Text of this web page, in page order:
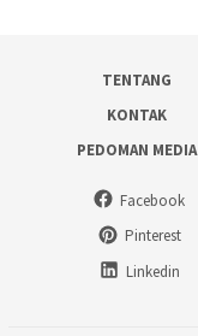
TENTANG
KONTAK
PEDOMAN MEDIA
Facebook
Pinterest
Linkedin